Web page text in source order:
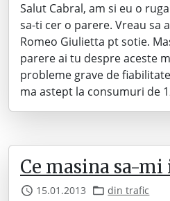
Salut Cabral, am si eu o
sa-ti cer o parere. Vreau sa
Romeo Giulietta pt sotie.
parere ai tu despre aceste
probleme grave de
ma astept la consumuri de
Ce masina sa-mi
15.01.2013 din trafic